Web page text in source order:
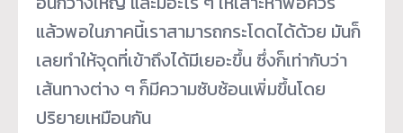
แล้วพอในภาคนี้เราสามารถกระโดดได้ด้วย มันก็
เลยทำให้จุดที่เข้าถึงได้มีเยอะขึ้น ซึ่งก็เท่ากับว่า
เส้นทางต่าง ๆ ก็มีความซับซ้อนเพิ่มขึ้นโดย
ปริยายเหมือนกัน